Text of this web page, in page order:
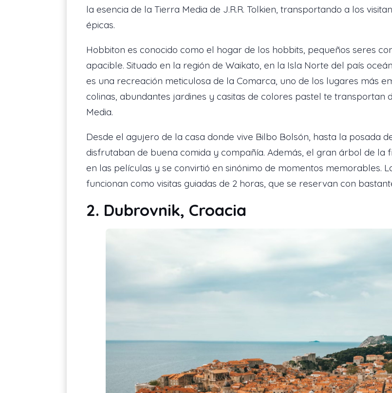
la esencia de la Tierra Media de J.R.R. Tolkien, transportando a los
épicas.
Hobbiton es conocido como el hogar de los hobbits, pequeños seres
apacible. Situado en la región de Waikato, en la Isla Norte del país
es una recreación meticulosa de la Comarca, uno de los lugares más
colinas, abundantes jardines y casitas de colores pastel te transportan
Media.
Desde el agujero de la casa donde vive Bilbo Bolsón, hasta la posada
disfrutaban de buena comida y compañía. Además, el gran árbol de
en las películas y se convirtió en sinónimo de momentos memorables.
funcionan como visitas guiadas de 2 horas, que se reservan con
2. Dubrovnik, Croacia